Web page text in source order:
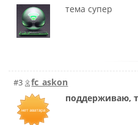
тема супер
#3
fc_askon
поддерживаю,